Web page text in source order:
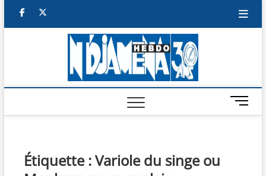
facebook
M
e
Étiquette :Variole du singe ou